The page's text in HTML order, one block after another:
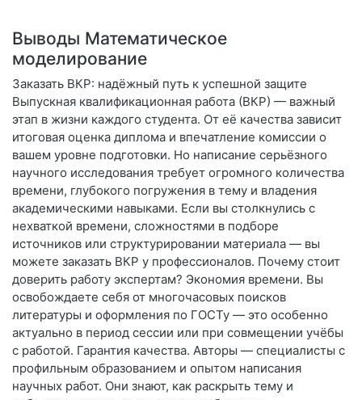
Выводы Математическое
моделирование
Заказать ВКР: надёжный путь к успешной защите
Выпускная квалификационная работа (ВКР) — важный
этап в жизни каждого студента. От её качества зависит
итоговая оценка диплома и впечатление комиссии о
вашем уровне подготовки. Но написание серьёзного
научного исследования требует огромного количества
времени, глубокого погружения в тему и владения
академическими навыками. Если вы столкнулись с
нехваткой времени, сложностями в подборе
источников или структурировании материала — вы
можете заказать ВКР у профессионалов. Почему стоит
доверить работу экспертам? Экономия времени. Вы
освобождаете себя от многочасовых поисков
литературы и оформления по ГОСТу — это особенно
актуально в период сессии или при совмещении учёбы
с работой. Гарантия качества. Авторы — специалисты с
профильным образованием и опытом написания
научных работ. Они знают, как раскрыть тему и